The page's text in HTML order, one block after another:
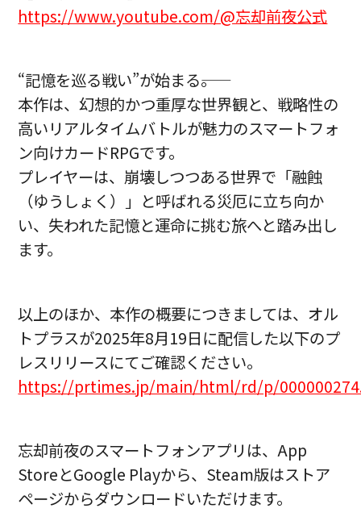
https://www.youtube.com/@忘却前夜公式
“記憶を巡る戦い”が始まる――。
本作は、幻想的かつ重厚な世界観と、戦略性の
高いリアルタイムバトルが魅力のスマートフォ
ン向けカードRPGです。
プレイヤーは、崩壊しつつある世界で「融蝕
（ゆうしょく）」と呼ばれる災厄に立ち向か
い、失われた記憶と運命に挑む旅へと踏み出し
ます。
以上のほか、本作の概要につきましては、オル
トプラスが2025年8月19日に配信した以下のプ
レスリリースにてご確認ください。
https://prtimes.jp/main/html/rd/p/
忘却前夜のスマートフォンアプリは、App
StoreとGoogle Playから、Steam版はストア
ページからダウンロードいただけます。